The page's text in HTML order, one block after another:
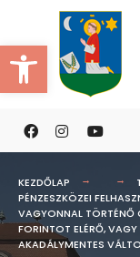
Eszköztár megnyitása
to
content
KEZDŐLAP
PÉNZESZKÖZEI
VAGYONNAL TÖRTÉNŐ
FORINTOT ELÉRŐ,
AKADÁLYMENTES
Search